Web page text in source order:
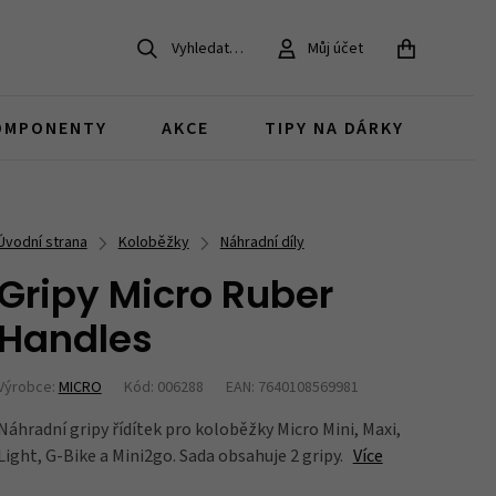
Vyhledat… Můj účet
Gravel kola
děti 6 - 9 let
Juniorská kola
děti nad 12 let
Díly pro dětská kola
náhradní díly a součástky
Koloběžky pro děti
MTB
Chrániče na kolo
Zvonky
Zámky
Brzdy
Duše, pláště a ventilky
AKCE
Doplňky v akci
Brašny v akci
TIPY NA DÁRKY
dárky pro MTB cyklisty
Bestsellery
co si oblíbili naši zákazníci
strana Koloběžky Náhradní díly
Micro Ruber
Handles
MICRO Kód: 006288 EAN: 7640108569981
Náhradní gripy řídítek pro koloběžky Micro Mini, Maxi,
Light, G-Bike a Mini2go. Sada obsahuje 2 gripy. Více